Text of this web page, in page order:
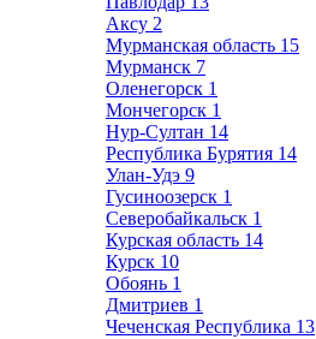
Аксу 2
Мурманская область 15
Мурманск 7
Оленегорск 1
Мончегорск 1
Нур-Султан 14
Республика Бурятия 14
Улан-Удэ 9
Гусиноозерск 1
Северобайкальск 1
Курская область 14
Курск 10
Обоянь 1
Дмитриев 1
Чеченская Республика 13